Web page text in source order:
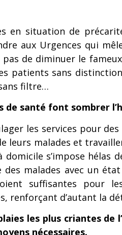
situation de
aux Urgences qui
de diminuer le
patients sans
filtre…
santé font sombrer
les services pour
malades et
s’impose
malades avec un
suffisantes pour
renforçant d’autant la
les plus criantes
nécessaires.